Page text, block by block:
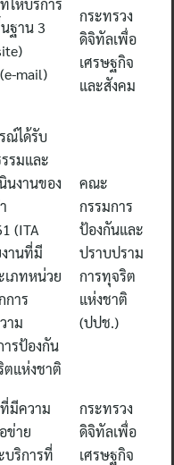
ให้บริการ
ฐาน 3
mail)
กระทรวง
ดิจิทัลเพื่อ
เศรษฐกิจ
และสังคม
ณ์ได้รับ
รมและ
นงานของ
(ITA
านที่มี
เภทหน่วย
การ
าม
ารป้องกัน
ตแห่งชาติ
คณะ
กรรมการ
ป้องกันและ
ปราบปราม
การทุจริต
แห่งชาติ
(ปปช.)
มีความ
ข่าย
บริการที่
กระทรวง
ดิจิทัลเพื่อ
เศรษฐกิจ